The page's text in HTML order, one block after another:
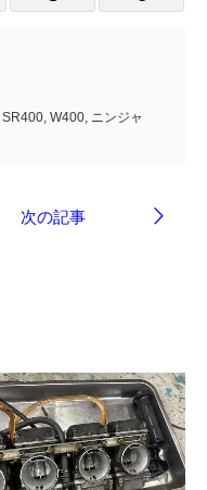
SR400, W400, ニンジャ